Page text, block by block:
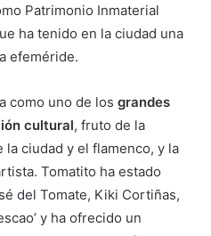
Patrimonio Inmaterial
ha tenido en la ciudad una
efeméride.
como uno de los grandes
cultural, fruto de la
ciudad y el flamenco, y la
Tomatito ha estado
del Tomate, Kiki Cortiñas,
y ha ofrecido un